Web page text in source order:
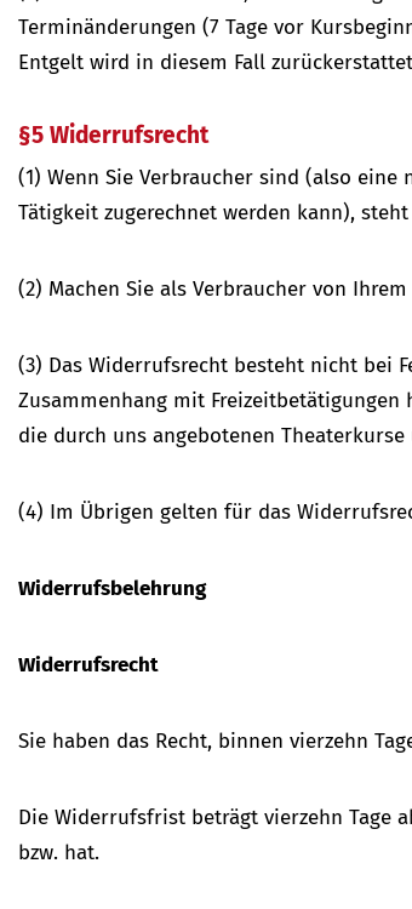
Terminänderungen (7 Tage vor
Entgelt wird in diesem Fall
§5 Widerrufsrecht
(1) Wenn Sie Verbraucher sind (also
Tätigkeit zugerechnet werden kann),
(2) Machen Sie als Verbraucher von
(3) Das Widerrufsrecht besteht nicht bei
Zusammenhang mit
die durch uns angebotenen
(4) Im Übrigen gelten für das
Widerrufsbelehrung
Widerrufsrecht
Sie haben das Recht, binnen vierzehn
Die Widerrufsfrist beträgt vierzehn Tage
bzw. hat.